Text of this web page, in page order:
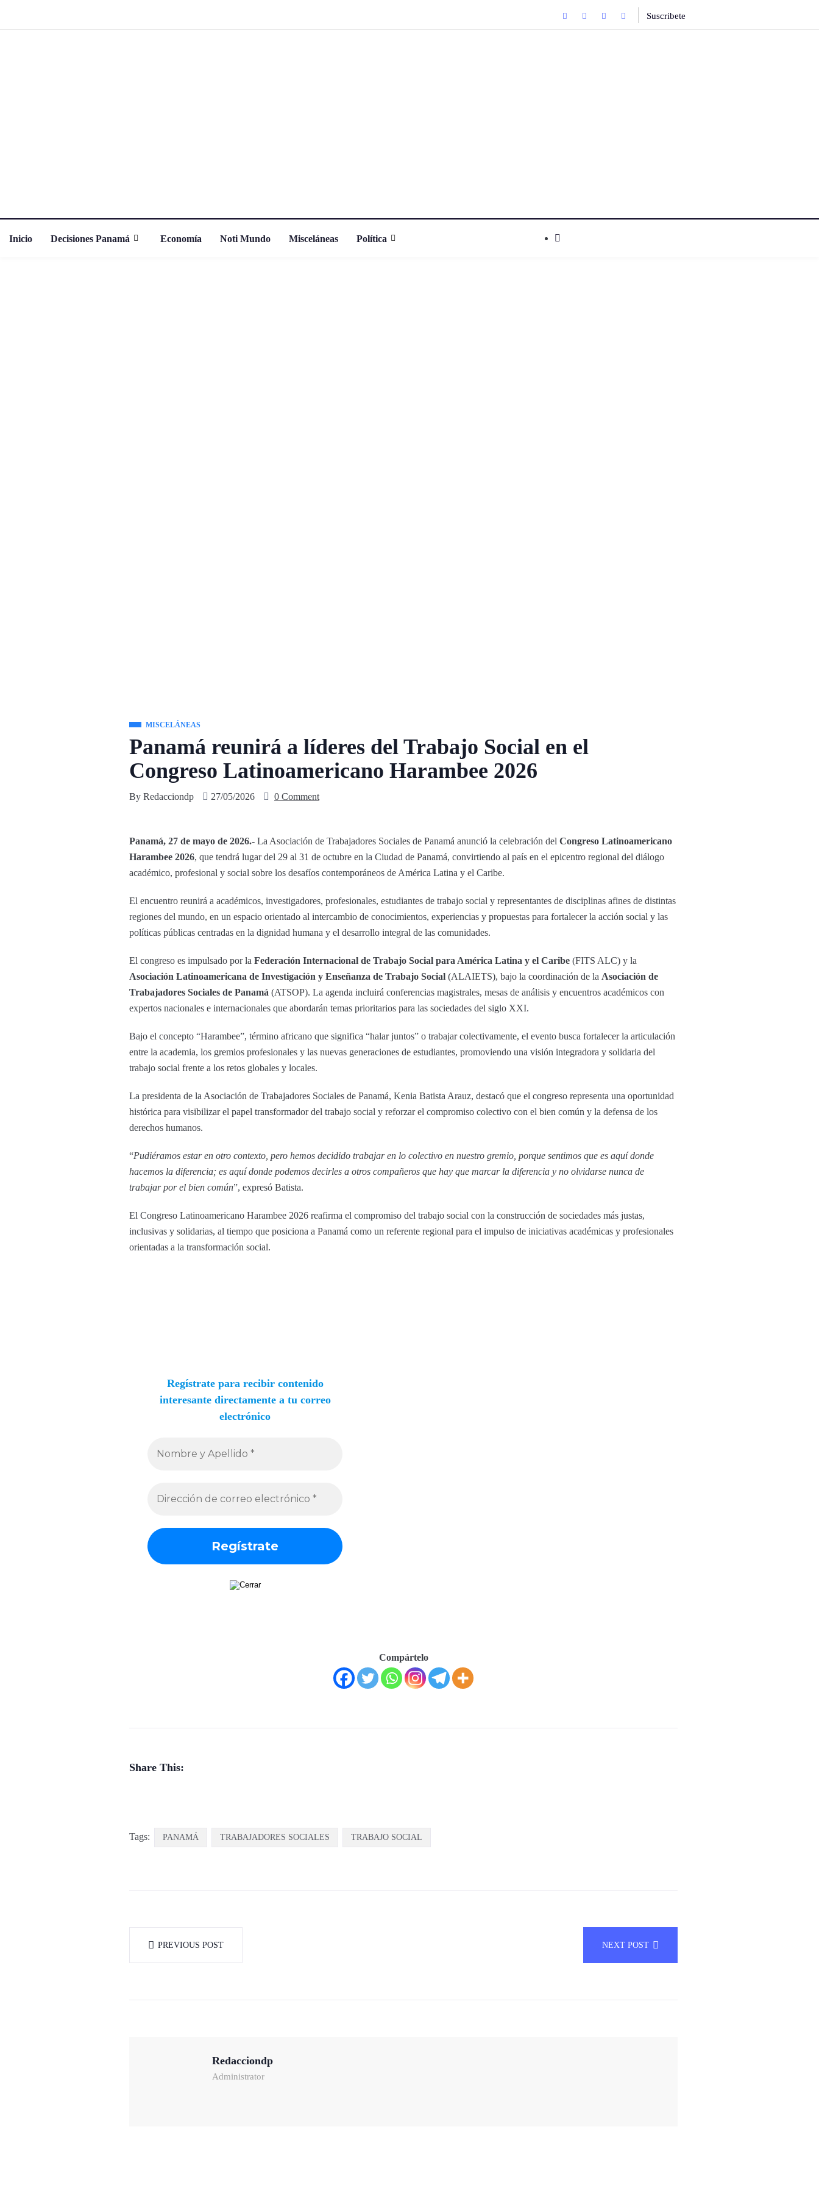
Suscribete
Inicio Decisiones Panamá Economía Noti Mundo Misceláneas Política
MISCELÁNEAS
Panamá reunirá a líderes del Trabajo Social en el
Congreso Latinoamericano Harambee 2026
By Redacciondp 27/05/2026 0 Comment
Panamá, 27 de mayo de 2026.- La Asociación de Trabajadores Sociales de Panamá anunció la celebración del Congreso Latinoamericano
Harambee 2026, que tendrá lugar del 29 al 31 de octubre en la Ciudad de Panamá, convirtiendo al país en el epicentro regional del diálogo
académico, profesional y social sobre los desafíos contemporáneos de América Latina y el Caribe.
El encuentro reunirá a académicos, investigadores, profesionales, estudiantes de trabajo social y representantes de disciplinas afines de distintas
regiones del mundo, en un espacio orientado al intercambio de conocimientos, experiencias y propuestas para fortalecer la acción social y las
políticas públicas centradas en la dignidad humana y el desarrollo integral de las comunidades.
El congreso es impulsado por la Federación Internacional de Trabajo Social para América Latina y el Caribe (FITS ALC) y la
Asociación Latinoamericana de Investigación y Enseñanza de Trabajo Social (ALAIETS), bajo la coordinación de la Asociación de
Trabajadores Sociales de Panamá (ATSOP). La agenda incluirá conferencias magistrales, mesas de análisis y encuentros académicos con
expertos nacionales e internacionales que abordarán temas prioritarios para las sociedades del siglo XXI.
Bajo el concepto “Harambee”, término africano que significa “halar juntos” o trabajar colectivamente, el evento busca fortalecer la articulación
entre la academia, los gremios profesionales y las nuevas generaciones de estudiantes, promoviendo una visión integradora y solidaria del
trabajo social frente a los retos globales y locales.
La presidenta de la Asociación de Trabajadores Sociales de Panamá, Kenia Batista Arauz, destacó que el congreso representa una oportunidad
histórica para visibilizar el papel transformador del trabajo social y reforzar el compromiso colectivo con el bien común y la defensa de los
derechos humanos.
“Pudiéramos estar en otro contexto, pero hemos decidido trabajar en lo colectivo en nuestro gremio, porque sentimos que es aquí donde
hacemos la diferencia; es aquí donde podemos decirles a otros compañeros que hay que marcar la diferencia y no olvidarse nunca de
trabajar por el bien común”, expresó Batista.
El Congreso Latinoamericano Harambee 2026 reafirma el compromiso del trabajo social con la construcción de sociedades más justas,
inclusivas y solidarias, al tiempo que posiciona a Panamá como un referente regional para el impulso de iniciativas académicas y profesionales
orientadas a la transformación social.
Regístrate para recibir contenido
interesante directamente a tu correo
electrónico
Compártelo
Share This:
Tags: PANAMÁ TRABAJADORES SOCIALES TRABAJO SOCIAL
PREVIOUS POST NEXT POST
Redacciondp
Administrator